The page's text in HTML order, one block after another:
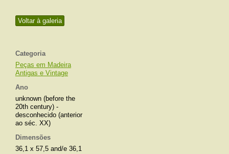
Voltar à galeria
Categoria
Peças em Madeira
Antigas e Vintage
Ano
unknown (before the
20th century) -
desconhecido (anterior
ao séc. XX)
Dimensões
36,1 x 57,5 and/e 36,1